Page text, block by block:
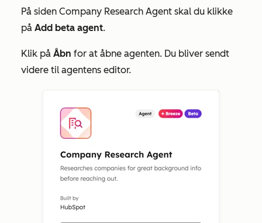
På siden Company Research Agent skal du klikke
på Add beta agent.
Klik på Åbn for at åbne agenten. Du bliver sendt
videre til agentens editor.